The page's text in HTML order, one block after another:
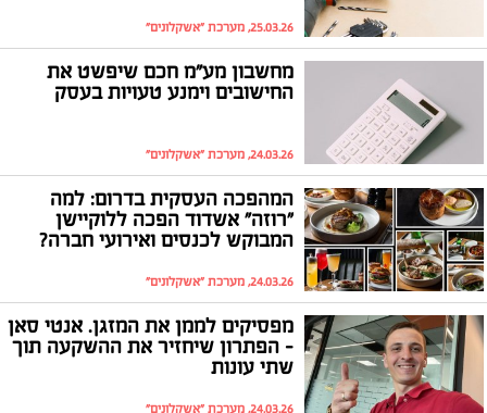
25.03.26, מערכת "אשקלונים"
מחשבון מע"מ חכם שיפשט את
החישובים וימנע טעויות בעסק
24.03.26, מערכת "אשקלונים"
המהפכה העסקית בדרום: למה
"רוזה" אשדוד הפכה ללוקיישן
המבוקש לכנסים ואירועי חברה?
24.03.26, מערכת "אשקלונים"
מפסיקים לממן את המזגן. אנטי סאן
- הפתרון שיחזיר את ההשקעה תוך
שתי עונות
24.03.26, מערכת "אשקלונים"